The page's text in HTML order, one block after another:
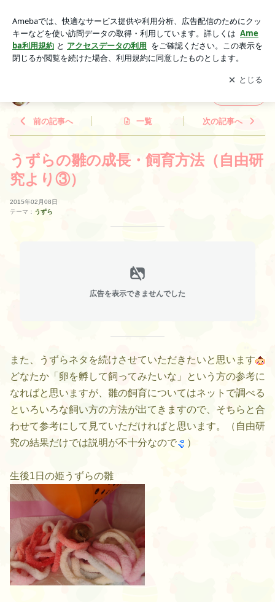
子育て日記。アプリをダウンロードして ブログの更新通知
を受け取りまし
ょう。
開く
前の記事へ 一覧 次の記事へ
うずらの雛の成長・飼育方法（自由研
究より③）
2015年02月08日
テーマ： うずら
広告を表示できませんでした
また、うずらネタを続けさせていただきたいと思います
どなたか「卵を孵して飼ってみたいな」という方の参考に
なればと思いますが、雛の飼育についてはネットで調べる
といろいろな飼い方の方法が出てきますので、そちらと合
わせて参考にして見ていただければと思います。（自由研
究の結果だけでは説明が不十分なので
）
生後1日の姫うずらの雛